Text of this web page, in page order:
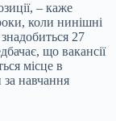
– каже
коли нинішні
27
що вакансії
місце в
навчання